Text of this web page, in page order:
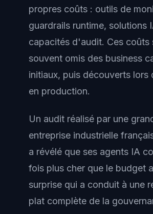
propres coûts : outils de
guardrails runtime, solutions
capacités d'audit. Ces coûts
souvent omis des business
initiaux, puis découverts lors
en production.
Un audit réalisé par une
entreprise industrielle
a révélé que ses agents IA
fois plus cher que le budget
surprise qui a conduit à une
plat complète de la